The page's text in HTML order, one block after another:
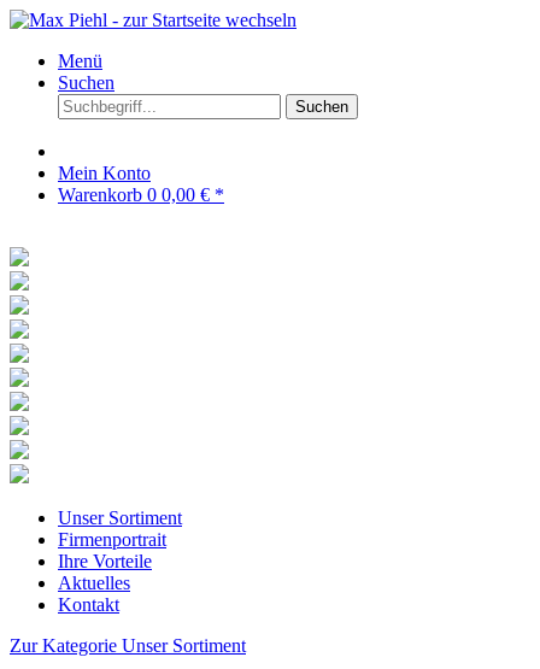
Menü
Suchen
Suchen
Mein Konto
Warenkorb 0 0,00 € *
Unser Sortiment
Firmenportrait
Ihre Vorteile
Aktuelles
Kontakt
Zur Kategorie Unser Sortiment